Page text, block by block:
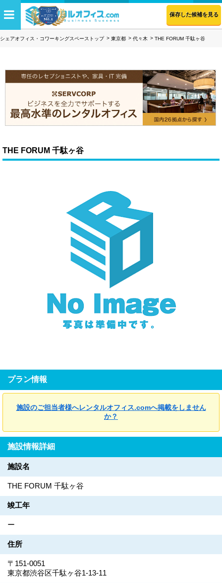
保存した候補を見る
シェアオフィス・コワーキングスペーストップ 東京都 代々木 THE FORUM 千駄ヶ谷
THE FORUM 千駄ヶ谷
プラン情報
施設のご担当者様へレンタルオフィス.comへ掲載をしません
か？
施設情報詳細
施設名
THE FORUM 千駄ヶ谷
竣工年
ー
住所
〒151-0051
東京都渋谷区千駄ヶ谷1-13-11